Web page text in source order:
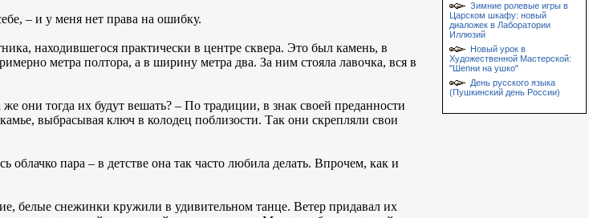
– и у меня нет права на ошибку.
находившегося практически в центре сквера. Это был камень, в
метра полтора, а в ширину метра два. За ним стояла лавочка, вся в
они тогда их будут вешать? – По традиции, в знак своей преданности
выбрасывая ключ в колодец поблизости. Так они скрепляли свои
пара – в детстве она так часто любила делать. Впрочем, как и
белые снежинки кружили в удивительном танце. Ветер придавал их
Зимние ролевые игры в
Царском шкафу: новый
диаложек в Лаборатории
Иллюзий
Новый урок в
Художественной Мастерской:
"Шепни на ушко"
День русского языка
(Пушкинский день России)